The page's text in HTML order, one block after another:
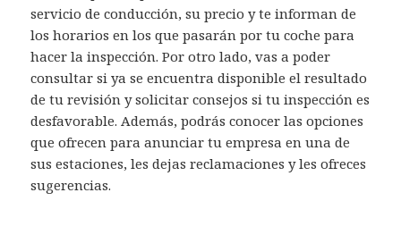
servicio de conducción, su precio y te informan de
los horarios en los que pasarán por tu coche para
hacer la inspección. Por otro lado, vas a poder
consultar si ya se encuentra disponible el resultado
de tu revisión y solicitar consejos si tu inspección es
desfavorable. Además, podrás conocer las opciones
que ofrecen para anunciar tu empresa en una de
sus estaciones, les dejas reclamaciones y les ofreces
sugerencias.